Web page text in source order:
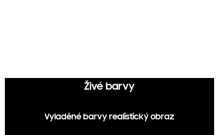
Živé barvy
Vyladěné barvy realistický obraz